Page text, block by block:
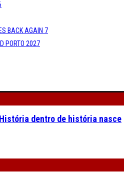
BACK AGAIN 7
PORTO 2027
dentro de história nasce